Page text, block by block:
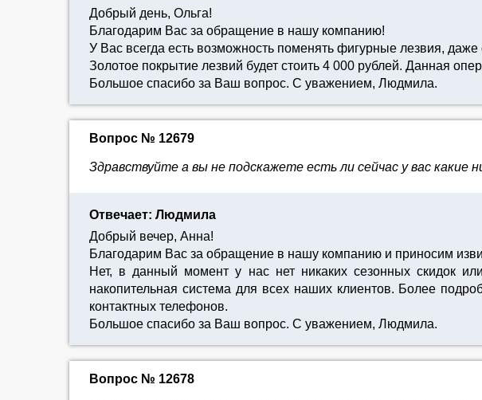
Добрый день, Ольга!
Благодарим Вас за обращение в нашу компанию!
У Вас всегда есть возможность поменять фигурные лезвия,
Золотое покрытие лезвий будет стоить 4 000 рублей. Данная
Большое спасибо за Ваш вопрос. С уважением, Людмила.
Вопрос № 12679
Здравствуйте а вы не подскажете есть ли сейчас у вас какие
Отвечает: Людмила
Добрый вечер, Анна!
Благодарим Вас за обращение в нашу компанию и приносим
Нет, в данный момент у нас нет никаких сезонных скидок
накопительная система для всех наших клиентов. Более
контактных телефонов.
Большое спасибо за Ваш вопрос. С уважением, Людмила.
Вопрос № 12678